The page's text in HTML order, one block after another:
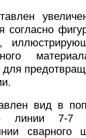
согласно
для
вид в
линии 7-
сварного